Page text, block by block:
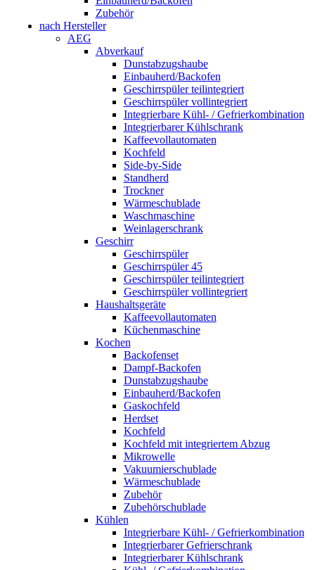
Zubehör
nach Hersteller
AEG
Abverkauf
Dunstabzugshaube
Einbauherd/Backofen
Geschirrspüler teilintegriert
Geschirrspüler vollintegriert
Integrierbare Kühl- / Gefrierkombination
Integrierbarer Kühlschrank
Kaffeevollautomaten
Kochfeld
Side-by-Side
Standherd
Trockner
Wärmeschublade
Waschmaschine
Weinlagerschrank
Geschirr
Geschirrspüler
Geschirrspüler 45
Geschirrspüler teilintegriert
Geschirrspüler vollintegriert
Haushaltsgeräte
Kaffeevollautomaten
Küchenmaschine
Kochen
Backofenset
Dampf-Backofen
Dunstabzugshaube
Einbauherd/Backofen
Gaskochfeld
Herdset
Kochfeld
Kochfeld mit integriertem Abzug
Mikrowelle
Vakuumierschublade
Wärmeschublade
Zubehör
Zubehörschublade
Kühlen
Integrierbare Kühl- / Gefrierkombination
Integrierbarer Gefrierschrank
Integrierbarer Kühlschrank